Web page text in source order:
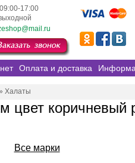
17:00
Оплата и доставка
Халаты
цвет коричневый
Все марки